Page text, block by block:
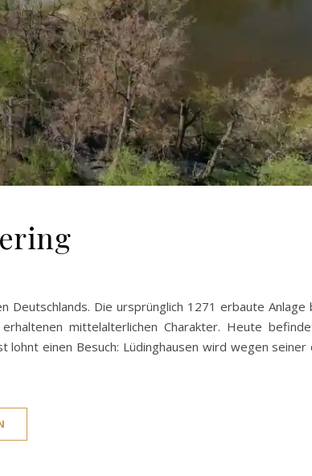
Deutschlands. Die ursprünglich 1271 erbaute
mittelalterlichen Charakter. Heute
einen Besuch: Lüdinghausen wird wegen